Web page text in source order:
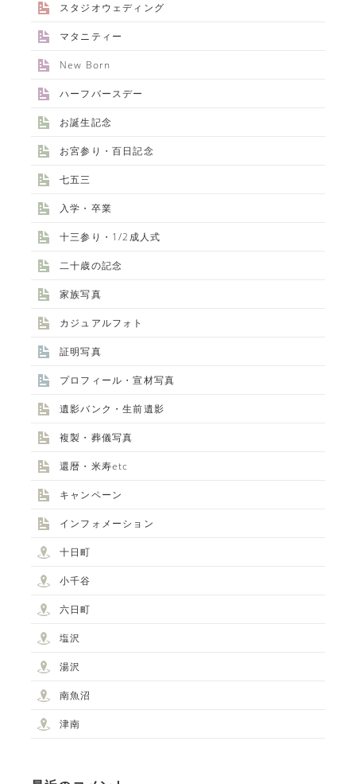
スタジオウェディング
マタニティー
New Born
ハーフバースデー
お誕生記念
お宮参り・百日記念
七五三
入学・卒業
十三参り・1/2成人式
二十歳の記念
家族写真
カジュアルフォト
証明写真
プロフィール・宣材写真
遺影バンク・生前遺影
複製・葬儀写真
還暦・米寿etc
キャンペーン
インフォメーション
十日町
小千谷
六日町
塩沢
湯沢
南魚沼
津南